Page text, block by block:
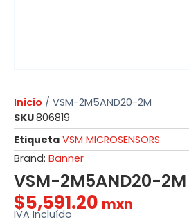
Inicio / VSM-2M5AND20-2M
SKU806819
Etiqueta VSM MICROSENSORS
Brand: Banner
VSM-2M5AND20-2M
$5,591.20 mxn
IVA Incluído